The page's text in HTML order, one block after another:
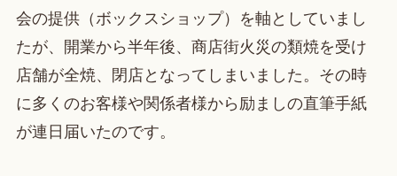
会の提供（ボックスショップ）を軸としていまし
たが、開業から半年後、商店街火災の類焼を受け
店舗が全焼、閉店となってしまいました。その時
に多くのお客様や関係者様から励ましの直筆手紙
が連日届いたのです。